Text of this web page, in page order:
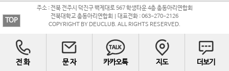
주소 : 전북 전주시 덕진구 백제대로 567 학생타운 4층 총동아리연합회
전북대학교 총동아리연합회 | 대표전화 : 063-270-2126
COPYRIGHT BY DEUCLUB. ALL RIGHTS RESERVED.
전 화 문 자 카카오톡 지도 더보기
TOP